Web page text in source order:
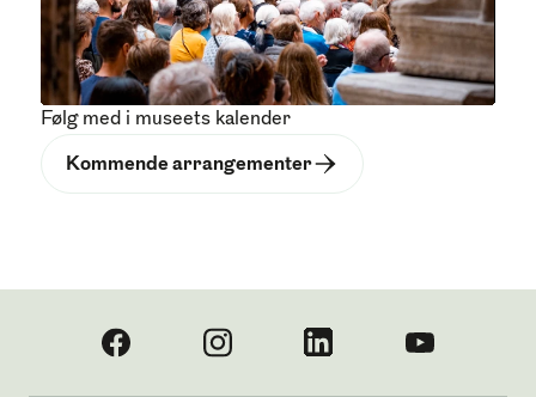
Følg med i museets kalender
Kommende arrangementer